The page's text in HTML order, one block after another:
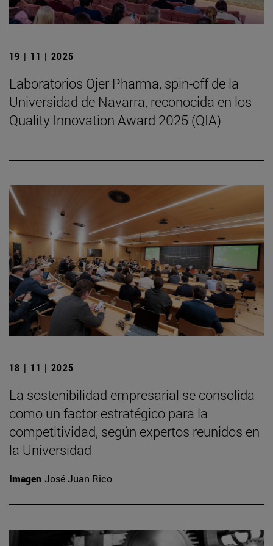
19 | 11 | 2025
Laboratorios Ojer Pharma, spin-off de la
Universidad de Navarra, reconocida en los
Quality Innovation Award 2025 (QIA)
18 | 11 | 2025
La sostenibilidad empresarial se consolida
como un factor estratégico para la
competitividad, según expertos reunidos en
la Universidad
Imagen José Juan Rico